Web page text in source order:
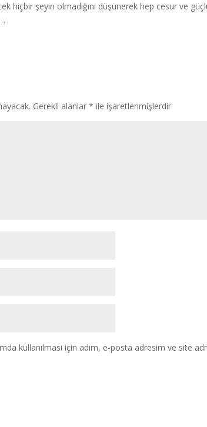
hiçbir şeyin olmadığını düşünerek hep cesur ve
Gerekli alanlar * ile işaretlenmişlerdir
kullanılması için adım, e-posta adresim ve site